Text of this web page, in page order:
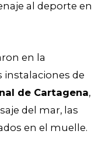
al deporte en
en la
instalaciones de
de Cartagena,
del mar, las
en el muelle.